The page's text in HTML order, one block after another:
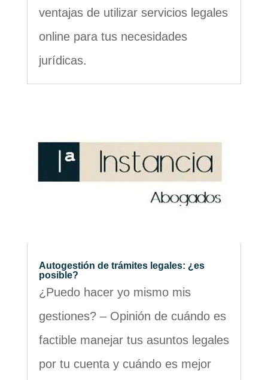
ventajas de utilizar servicios legales
online para tus necesidades
jurídicas.
Autogestión de trámites legales: ¿es
posible?
¿Puedo hacer yo mismo mis
gestiones? – Opinión de cuándo es
factible manejar tus asuntos legales
por tu cuenta y cuándo es mejor